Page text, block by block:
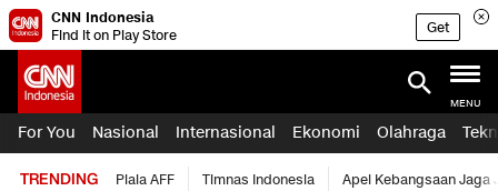
CNN Indonesia
Find it on Play Store
Get
MENU
For You Nasional Internasional Ekonomi Olahraga
TRENDING Piala AFF Timnas Indonesia Apel Kebangsaan Jaga